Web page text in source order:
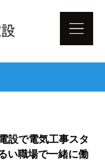
設で電気工事スタ
い職場で一緒に働